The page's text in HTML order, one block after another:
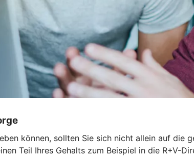
können, sollten Sie sich nicht allein auf
Teil Ihres Gehalts zum Beispiel in die R+V-